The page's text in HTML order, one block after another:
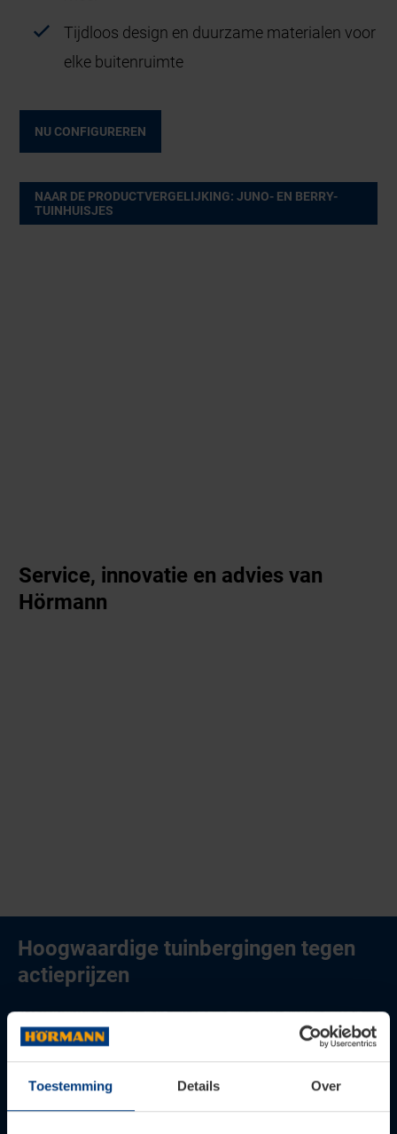
Toestemming Details Over
Tijdloos design en duurzame materialen voor
elke buitenruimte
NU CONFIGUREREN
NAAR DE PRODUCTVERGELIJKING: JUNO- EN BERRY-
TUINHUISJES
Service, innovatie en advies van
Hörmann
Hoogwaardige tuinbergingen tegen
actieprijzen